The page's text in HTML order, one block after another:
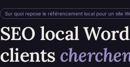
Sur quoi repose le référencement local pour un site
SEO local
clients